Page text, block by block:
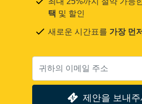
택 및 할인
새로운 시간표를 가장 먼
제안을 보내